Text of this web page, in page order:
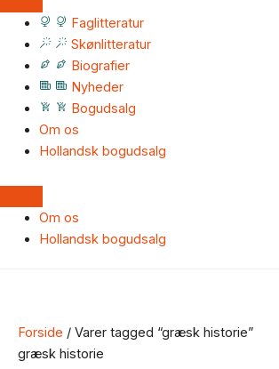
Faglitteratur
Skønlitteratur
Biografier
Nyheder
Bogudsalg
Om os
Hollandsk bogudsalg
Om os
Hollandsk bogudsalg
Forside / Varer tagged “græsk historie”
græsk historie